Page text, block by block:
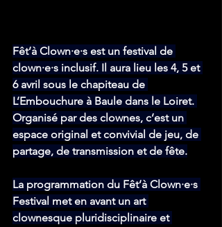
Fêt’à Clown·e·s est un festival de
clown·e·s inclusif. Il aura lieu les 4, 5 et
6 avril sous le chapiteau de
L’Embouchure à Baule dans le Loiret.
Organisé par des clownes, c’est un
espace original et convivial de jeu, de
partage, de transmission et de fête.
La programmation du Fêt’à Clown·e·s
Festival met en avant un art
clownesque pluridisciplinaire et